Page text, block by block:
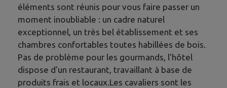
éléments sont réunis pour vous faire passer un
moment inoubliable : un cadre naturel
exceptionnel, un très bel établissement et ses
chambres confortables toutes habillées de bois.
Pas de problème pour les gourmands, l'hôtel
dispose d'un restaurant, travaillant à base de
produits frais et locaux.Les cavaliers sont les